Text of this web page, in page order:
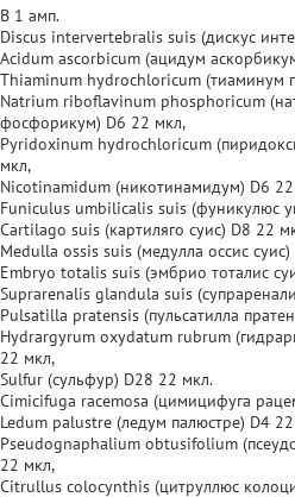
В 1 амп.
Discus intervertebralis suis (дискус
Acidum ascorbicum (ацидум
Thiaminum hydrochloricum (тиаминум
Natrium riboflavinum phosphoricum
фосфорикум) D6 22 мкл,
Pyridoxinum hydrochloricum
мкл,
Nicotinamidum (никотинамидум) D6
Funiculus umbilicalis suis (фуникулюс
Cartilago suis (картиляго суис) D8 22
Medulla ossis suis (медулла оссис
Embryo totalis suis (эмбрио тоталис
Suprarenalis glandula suis
Pulsatilla pratensis (пульсатилла
Hydrargyrum oxydatum rubrum
22 мкл,
Sulfur (сульфур) D28 22 мкл.
Cimicifuga racemosa (цимицифуга
Ledum palustre (ледум палюстре) D4
Pseudognaphalium obtusifolium
22 мкл,
Citrullus colocynthis (цитруллюс